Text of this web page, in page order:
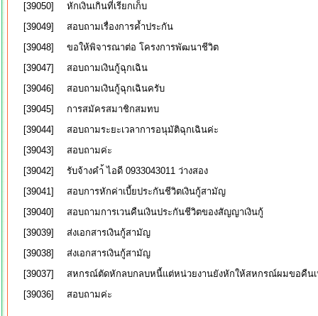
[39050]
หักเงินเกินที่เรียกเก็บ
[39049]
สอบถามเรื่องการค้ำประกัน
[39048]
ขอให้พิจารณาต่อ โครงการพัฒนาชีวิต
[39047]
สอบถามเงินกู้ฉุกเฉิน
[39046]
สอบถามเงินกู้ฉุกเฉินครับ
[39045]
การสมัครสมาชิกสมทบ
[39044]
สอบถามระยะเวลาการอนุมัติฉุกเฉินค่ะ
[39043]
สอบถามค่ะ
[39042]
รับจ้างคำ้ ไอดี 0933043011 ว่างสอง
[39041]
สอบการหักค่าเบี้ยประกันชีวิตเงินกู้สามัญ
[39040]
สอบถามการเวนคืนเงินประกันชีวิตของสัญญาเงินกู้
[39039]
ส่งเอกสารเงินกู้สามัญ
[39038]
ส่งเอกสารเงินกู้สามัญ
[39037]
สหกรณ์ตัดหักลบกลบหนี้แต่หน่วยงานยังหักให้สหกรณ์ผมขอคืน
[39036]
สอบถามค่ะ